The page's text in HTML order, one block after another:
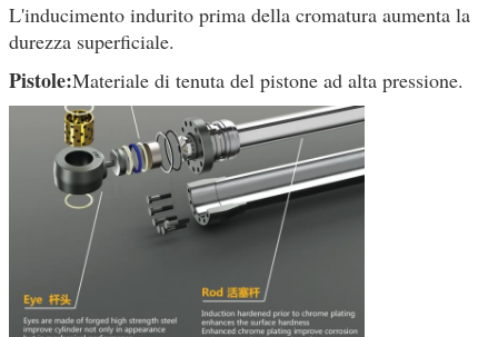
L'inducimento indurito prima della cromatura aumenta la
durezza superficiale.
Pistole:Materiale di tenuta del pistone ad alta pressione.